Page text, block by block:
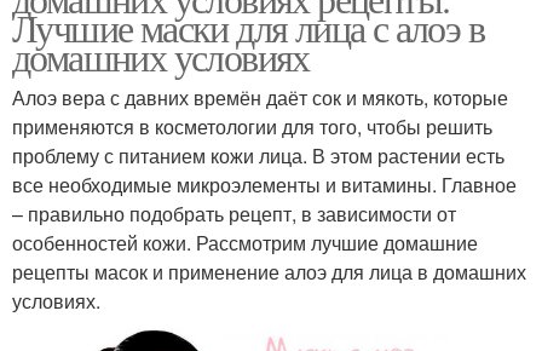
Лучшие маски для лица с алоэ в
домашних условиях
Алоэ вера с давних времён даёт сок и мякоть, которые
применяются в косметологии для того, чтобы решить
проблему с питанием кожи лица. В этом растении есть
все необходимые микроэлементы и витамины. Главное
– правильно подобрать рецепт, в зависимости от
особенностей кожи. Рассмотрим лучшие домашние
рецепты масок и применение алоэ для лица в домашних
условиях.